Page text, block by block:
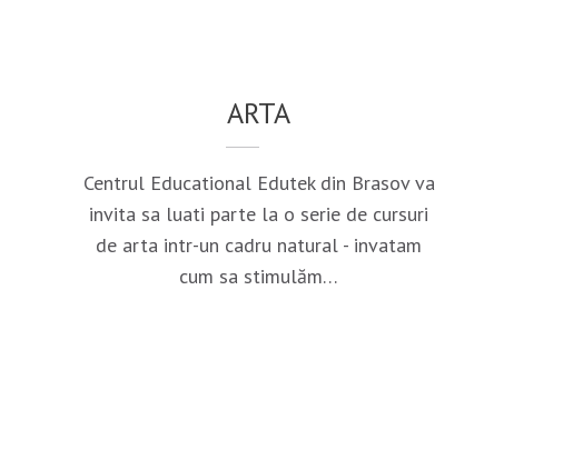
ARTA
Centrul Educational Edutek din Brasov va
invita sa luati parte la o serie de cursuri
de arta intr-un cadru natural - invatam
cum sa stimulăm…